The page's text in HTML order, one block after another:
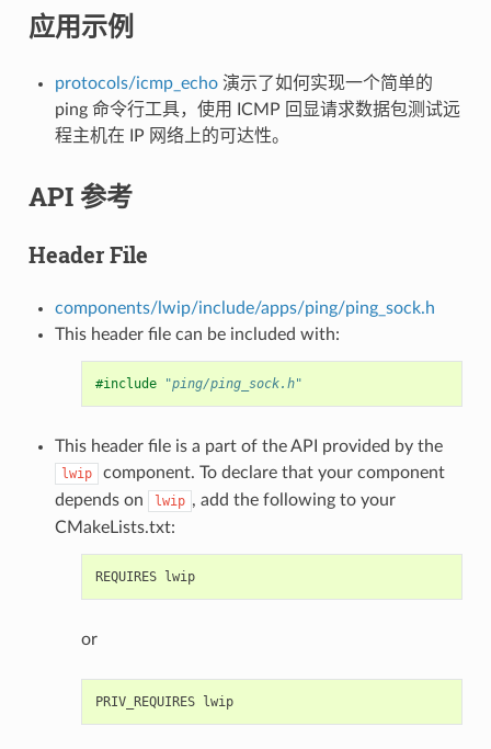
应用示例
protocols/icmp_echo演示了如何实现一个简单的
ping 命令行工具，使用 ICMP 回显请求数据包测试远
程主机在 IP 网络上的可达性。
API 参考
Header File
components/lwip/include/apps/ping/ping_sock.h
This header file can be included with:
#include "ping/ping_sock.h"
This header file is a part of the API provided by the
lwip
component. To declare that your component
depends on
lwip , add the following to your
CMakeLists.txt:
REQUIRES lwip
or
PRIV_REQUIRES lwip